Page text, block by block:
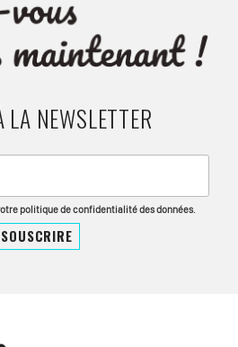
NEWSLETTER
politique de confidentialité des données.